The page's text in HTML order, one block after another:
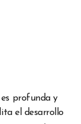
profunda y
el desarrollo